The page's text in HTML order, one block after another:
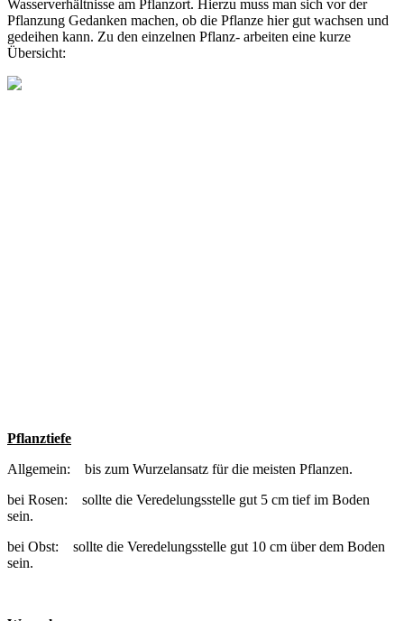
Wasserverhältnisse am Pflanzort. Hierzu muss man sich vor der
Pflanzung Gedanken machen, ob die Pflanze hier gut wachsen und
gedeihen kann. Zu den einzelnen Pflanz- arbeiten eine kurze
Übersicht:
Pflanztiefe
Allgemein: bis zum Wurzelansatz für die meisten Pflanzen.
bei Rosen: sollte die Veredelungsstelle gut 5 cm tief im Boden
sein.
bei Obst: sollte die Veredelungsstelle gut 10 cm über dem Boden
sein.